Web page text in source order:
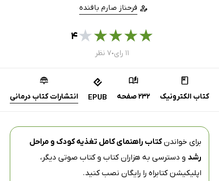
فرحناز صارم بافنده
★
★
★
★
★۴
۱۱ رای ● ۷ نظر
کتاب الکترونیک 232 صفحه EPUB انتشارات کتاب درمانی
برای خواندنکتاب راهنمای کامل تغذیه کودک و مراحل
رشد و دسترسی به هزاران کتاب و کتاب صوتی دیگر،
اپلیکیشن کتابراه را رایگان نصب کنید.